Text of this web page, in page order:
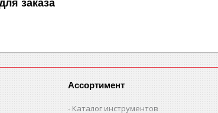
заказа
Ассортимент
Каталог инструментов